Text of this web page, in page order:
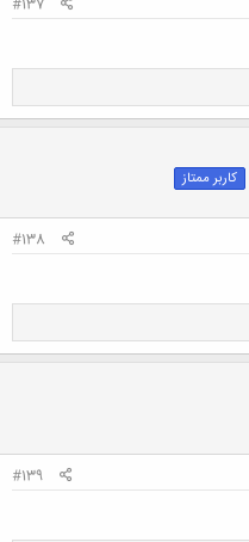
کاربر ممتاز
#138
#139